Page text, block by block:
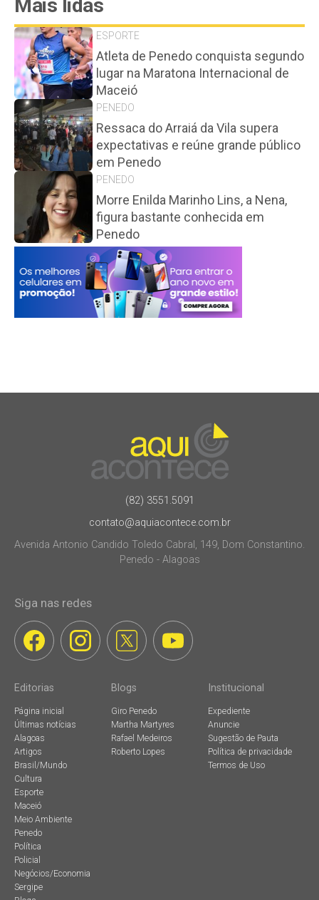
Mais lidas
ESPORTE
Atleta de Penedo conquista segundo
lugar na Maratona Internacional de
Maceió
PENEDO
Ressaca do Arraiá da Vila supera
expectativas e reúne grande público
em Penedo
PENEDO
Morre Enilda Marinho Lins, a Nena,
figura bastante conhecida em
Penedo
(82) 3551.5091
contato@aquiacontece.com.br
Avenida Antonio Candido Toledo Cabral, 149, Dom Constantino.
Penedo - Alagoas
Siga nas redes
Editorias
Página inicial
Últimas notícias
Alagoas
Artigos
Brasil/Mundo
Cultura
Esporte
Maceió
Meio Ambiente
Penedo
Política
Policial
Negócios/Economia
Sergipe
Blogs
Giro Penedo
Martha Martyres
Rafael Medeiros
Roberto Lopes
Institucional
Expediente
Anuncie
Sugestão de Pauta
Política de privacidade
Termos de Uso